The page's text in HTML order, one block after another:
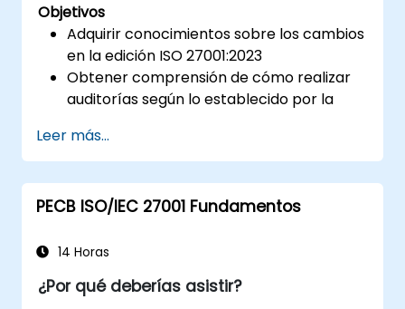
Objetivos
Adquirir conocimientos sobre los cambios
en la edición ISO 27001:2023
Obtener comprensión de cómo realizar
auditorías según lo establecido por la
Conocer las mejores prácticas
Leer más...
PECB ISO/IEC 27001 Fundamentos
14 Horas
¿Por qué deberías asistir?